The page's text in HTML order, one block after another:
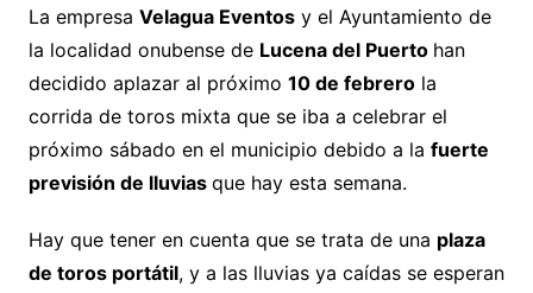
La empresa Velagua Eventosy el Ayuntamiento de
la localidad onubense de Lucena del Puerto han
decidido aplazar al próximo 10 de febrerola
corrida de toros mixta que se iba a celebrar el
próximo sábado en el municipio debido a la fuerte
previsión de lluvias que hay esta semana.
Hay que tener en cuenta que se trata de una plaza
de toros portátil, y a las lluvias ya caídas se esperan